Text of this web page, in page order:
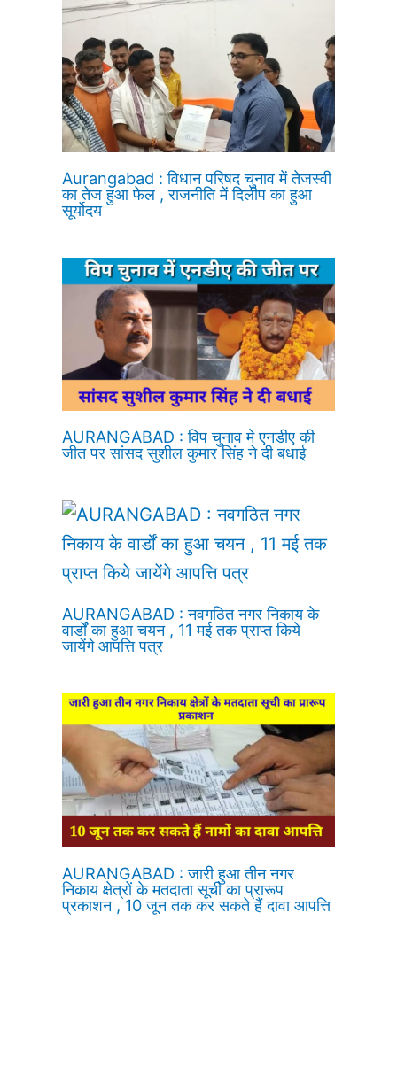
Aurangabad : विधान परिषद चुनाव में तेजस्वी
का तेज हुआ फेल , राजनीति में दिलीप का हुआ
सूर्योदय
AURANGABAD : विप चुनाव मे एनडीए की
जीत पर सांसद सुशील कुमार सिंह ने दी बधाई
AURANGABAD : नवगठित नगर निकाय के
वार्डों का हुआ चयन , 11 मई तक प्राप्त किये
जायेंगे आपत्ति पत्र
AURANGABAD : जारी हुआ तीन नगर
निकाय क्षेत्रों के मतदाता सूची का प्रारूप
प्रकाशन , 10 जून तक कर सकते हैं दावा आपत्ति